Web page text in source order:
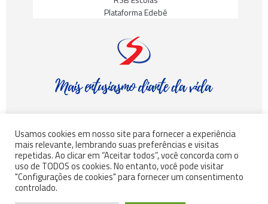
Plataforma Edebê
© Rede Salesiana Brasil – Todos os direitos reservados
Usamos cookies em nosso site para fornecer a experiência
mais relevante, lembrando suas preferências e visitas
repetidas. Ao clicar em “Aceitar todos”, você concorda com o
uso de TODOS os cookies. No entanto, você pode visitar
"Configurações de cookies" para fornecer um consentimento
controlado.